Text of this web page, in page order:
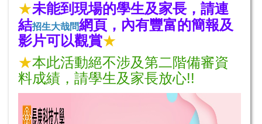
★未能到現場的學生及家長，請連
結招生大哉問網頁，內有豐富的簡報及
影片可以觀賞★
★本此活動絕不涉及第二階備審資
料成績，請學生及家長放心!!